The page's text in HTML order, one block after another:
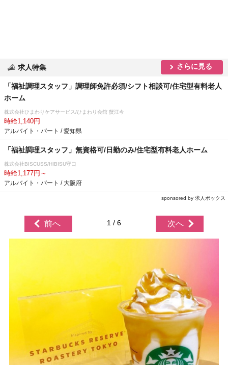
求人特集 さらに見る
「福祉調理スタッフ」調理師免許必須/シフト相談可/住宅型有料老人
ホーム
株式会社ひまわりケアサービス/ひまわり会館 蟹江今
時給1,140円
アルバイト・パート / 愛知県
「福祉調理スタッフ」無資格可/日勤のみ/住宅型有料老人ホーム
株式会社BISCUSS/HIBISU守口
時給1,177円～
アルバイト・パート / 大阪府
sponsored by 求人ボックス
前へ 1 / 6 次へ